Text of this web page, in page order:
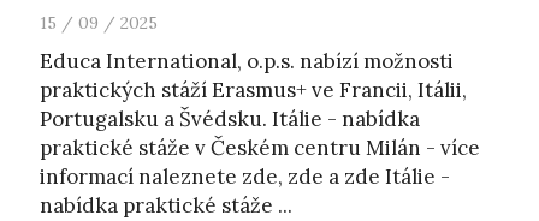
15 / 09 / 2025
Educa International, o.p.s. nabízí možnosti
praktických stáží Erasmus+ ve Francii, Itálii,
Portugalsku a Švédsku. Itálie - nabídka
praktické stáže v Českém centru Milán - více
informací naleznete zde, zde a zde Itálie -
nabídka praktické stáže ...